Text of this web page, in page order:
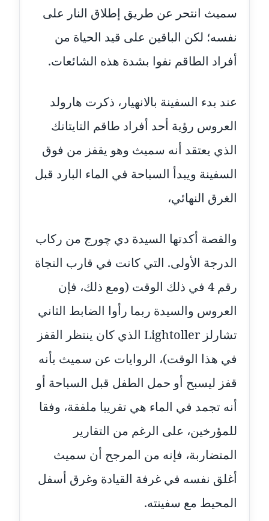
مدونة جلال الخطيب
عاملة
مدونة جهاد عبد الحميد
مدونة جهاد غازي
عاملة
مدونة جواد الحربي
عاملة
مدونة جيهان عفيفي
مدونة جيهان عوض
عاملة
مدونة حاتم سلامة
مدونة حجازي يونس
مدونة حسن رجب
عاملة
معلق
مدونة حسن محي الدين
متوفي
مدونة حسين العلي
سميث انتحر عن طريق إطلاق النار على
نفسه؛ لكن الباقين على قيد الحياة من
أفراد الطاقم نفوا بشدة هذه الشائعات.
عند بدء السفينة بالانهيار، ذكرت هارولد
العروس رؤية أحد أفراد طاقم التايتانك
الذي يعتقد أنه سميث وهو يقفز من فوق
السفينة ويبدأ السباحة في الماء البارد قبل
الغرق النهائي،
والقصة أكدتها السيدة دي چورج من ركاب
الدرجة الأولى. التي كانت في قارب النجاة
رقم 4 في ذلك الوقت (ومع ذلك، فإن
العروس والسيدة ربما رأوا الضابط الثاني
تشارلز Lightoller الذي كان ينتظر القفز
في هذا الوقت)، الروايات عن سميث بأنه
قفز ليسبح أو حمل الطفل قبل السباحة أو
أنه تجمد في الماء هي تقريبا ملفقة، وفقا
للمؤرخين، على الرغم من التقارير
المتضاربة، فإنه من المرجح أن سميث
أغلق نفسه في غرفة القيادة وغرق أسفل
المحيط مع سفينته.